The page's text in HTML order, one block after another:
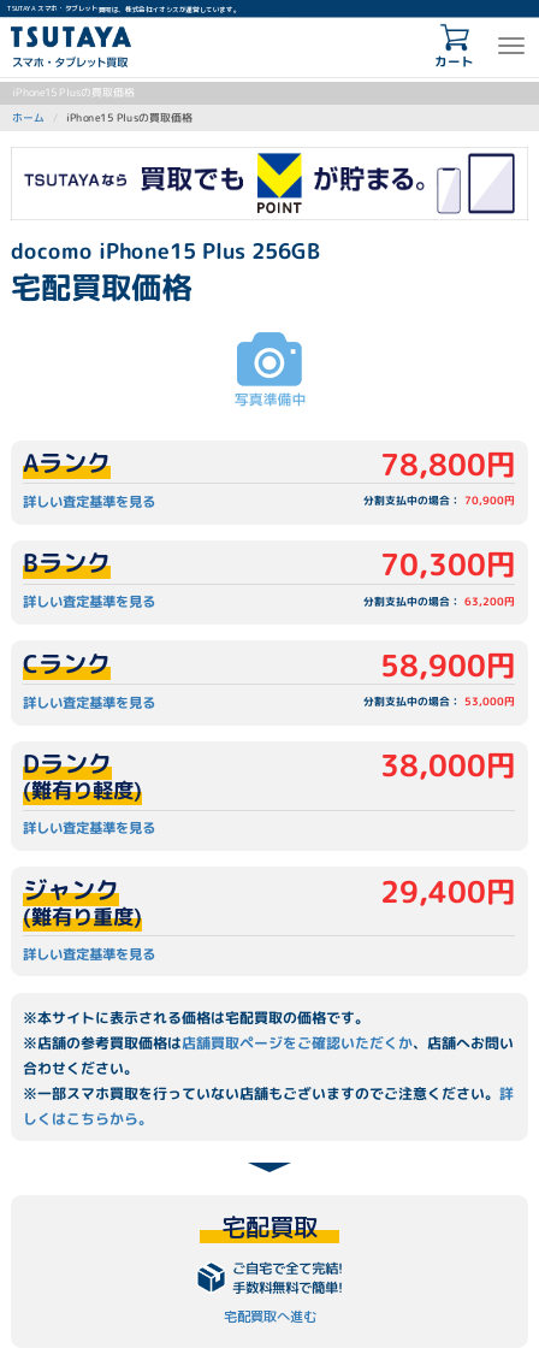
TSUTAYA スマホ・タブレット買取は、株式会社イオシスが運営しています。
カート
iPhone15 Plusの買取価格
ホーム iPhone15 Plusの買取価格
docomo iPhone15 Plus 256GB
宅配買取価格
詳しい査定基準を見る
Aランク 78,800円
分割支払中の場合：70,900円
詳しい査定基準を見る
Bランク 70,300円
分割支払中の場合：63,200円
詳しい査定基準を見る
Cランク 58,900円
分割支払中の場合：53,000円
詳しい査定基準を見る
Dランク
(難有り軽度)
38,000円
詳しい査定基準を見る
ジャンク
(難有り重度)
29,400円
※本サイトに表示される価格は宅配買取の価格です。
※店舗の参考買取価格は店舗買取ページをご確認いただくか、店舗へお問い
合わせください。
※一部スマホ買取を行っていない店舗もございますのでご注意ください。詳
しくはこちらから。
宅配買取
ご自宅で全て完結!
手数料無料で簡単!
宅配買取へ進む